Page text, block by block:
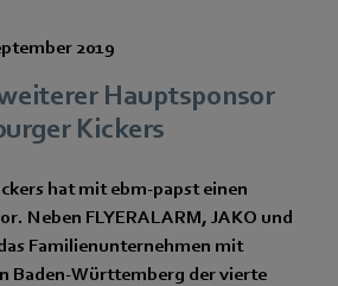
2019
Hauptsponsor
Kickers
hat mit ebm-papst einen
Neben FLYERALARM, JAKO und
Familienunternehmen mit
Baden-Württemberg der vierte